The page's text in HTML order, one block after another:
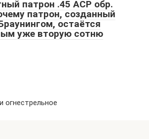
патрон .45 ACP обр.
патрон, созданный
остаётся
уже вторую сотню
огнестрельное